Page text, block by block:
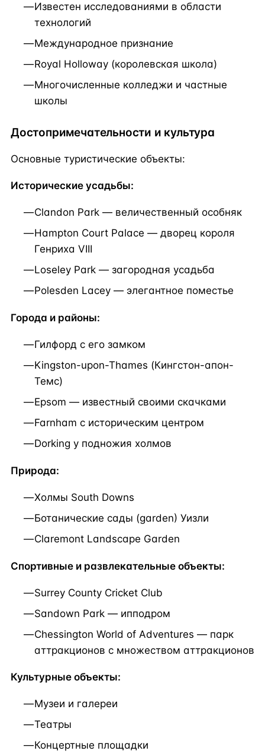
Известен исследованиями в области
технологий
Международное признание
Royal Holloway (королевская школа)
Многочисленные колледжи и частные
школы
Достопримечательности и культура
Основные туристические объекты:
Исторические усадьбы:
Clandon Park — величественный особняк
Hampton Court Palace — дворец короля
Генриха VIII
Loseley Park — загородная усадьба
Polesden Lacey — элегантное поместье
Города и районы:
Гилфорд с его замком
Kingston-upon-Thames (Кингстон-апон-
Темс)
Epsom — известный своими скачками
Farnham с историческим центром
Dorking у подножия холмов
Природа:
Холмы South Downs
Ботанические сады (garden) Уизли
Claremont Landscape Garden
Спортивные и развлекательные объекты:
Surrey County Cricket Club
Sandown Park — ипподром
Chessington World of Adventures — парк
аттракционов с множеством аттракционов
Культурные объекты:
Музеи и галереи
Театры
Концертные площадки